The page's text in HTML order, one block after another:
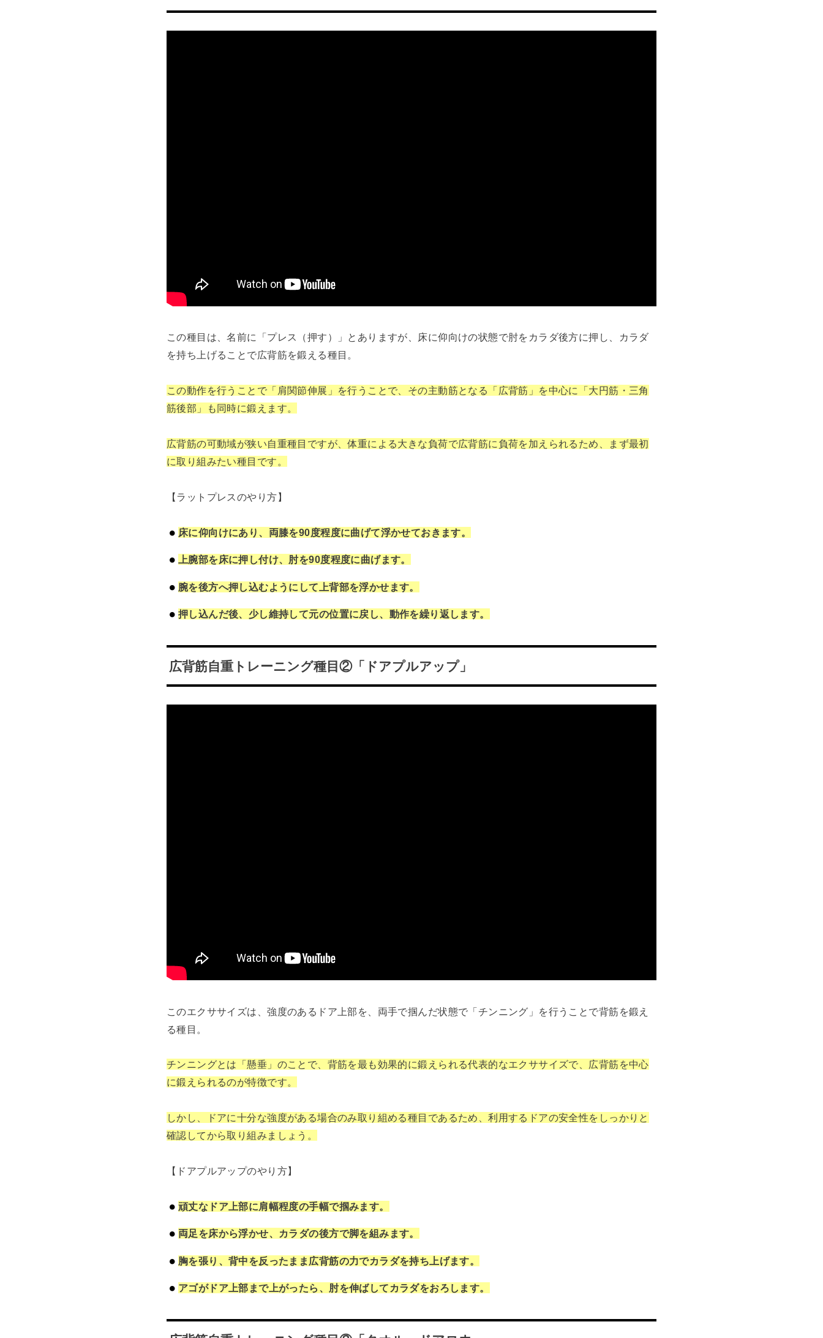
この種目は、名前に「プレス（押す）」とありますが、床に仰向けの状態で肘をカラダ後方に押し、カラダ
を持ち上げることで広背筋を鍛える種目。
この動作を行うことで「肩関節伸展」を行うことで、その主動筋となる「広背筋」を中心に「大円筋・三角
筋後部」も同時に鍛えます。
広背筋の可動域が狭い自重種目ですが、体重による大きな負荷で広背筋に負荷を加えられるため、まず最初
に取り組みたい種目です。
【ラットプレスのやり方】
床に仰向けにあり、両膝を90度程度に曲げて浮かせておきます。
上腕部を床に押し付け、肘を90度程度に曲げます。
腕を後方へ押し込むようにして上背部を浮かせます。
押し込んだ後、少し維持して元の位置に戻し、動作を繰り返します。
広背筋自重トレーニング種目②「ドアプルアップ」
このエクササイズは、強度のあるドア上部を、両手で掴んだ状態で「チンニング」を行うことで背筋を鍛え
る種目。
チンニングとは「懸垂」のことで、背筋を最も効果的に鍛えられる代表的なエクササイズで、広背筋を中心
に鍛えられるのが特徴です。
しかし、ドアに十分な強度がある場合のみ取り組める種目であるため、利用するドアの安全性をしっかりと
確認してから取り組みましょう。
【ドアプルアップのやり方】
頑丈なドア上部に肩幅程度の手幅で掴みます。
両足を床から浮かせ、カラダの後方で脚を組みます。
胸を張り、背中を反ったまま広背筋の力でカラダを持ち上げます。
アゴがドア上部まで上がったら、肘を伸ばしてカラダをおろします。